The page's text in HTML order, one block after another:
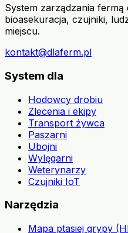
System zarządzania
bioasekuracja, czujniki,
miejscu.
kontakt@dlaferm.pl
System dla
Hodowcy drobiu
Zlecenia i ekipy
Transport żywca
Paszarni
Ubojni
Wylęgarni
Weterynarzy
Czujniki IoT
Narzędzia
Mapa ptasiej grypy